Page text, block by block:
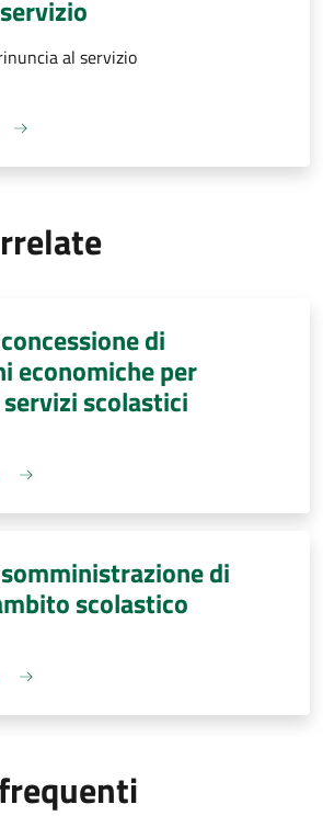
al servizio
di
economiche per
scolastici
di
scolastico